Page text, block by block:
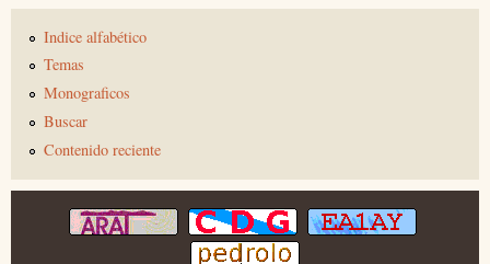
Indice alfabético
Temas
Monograficos
Buscar
Contenido reciente